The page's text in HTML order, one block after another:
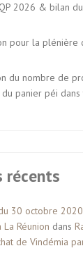
2026 & bilan
pour la plénière
du nombre de
panier péi dans
récents
30 octobre
Réunion dans
de Vindémia